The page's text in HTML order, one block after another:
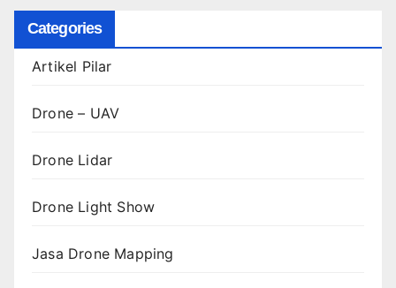
Categories
Artikel Pilar
Drone – UAV
Drone Lidar
Drone Light Show
Jasa Drone Mapping